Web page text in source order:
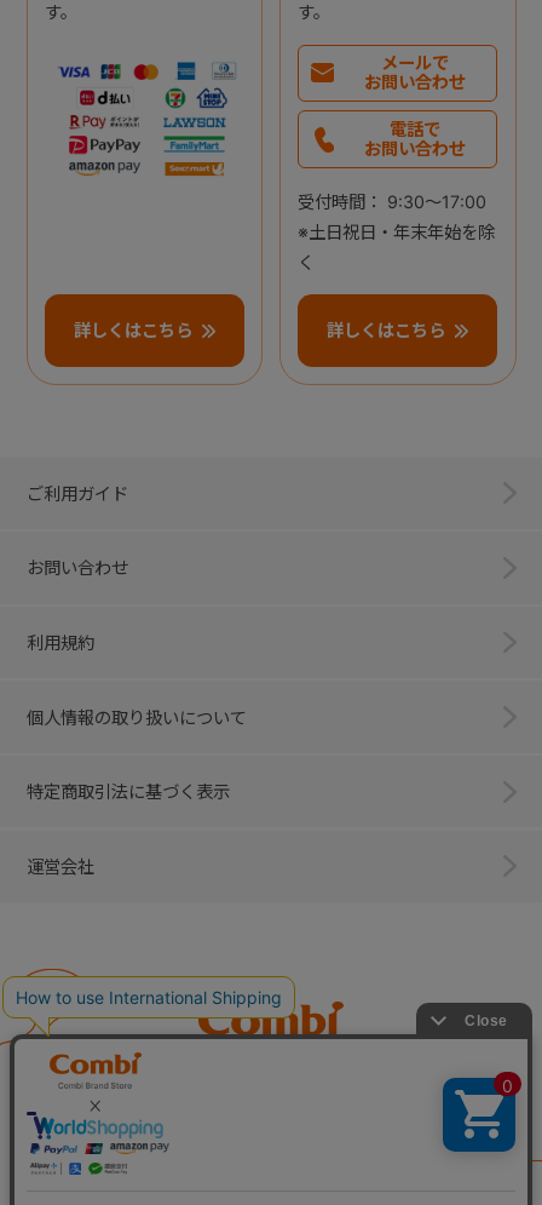
す。
詳しくはこちら
す。
メールで
お問い合わせ
電話で
お問い合わせ
受付時間： 9:30～17:00
※土日祝日・年末年始を除
く
詳しくはこちら
ご利用ガイド
お問い合わせ
利用規約
個人情報の取り扱いについて
特定商取引法に基づく表示
運営会社